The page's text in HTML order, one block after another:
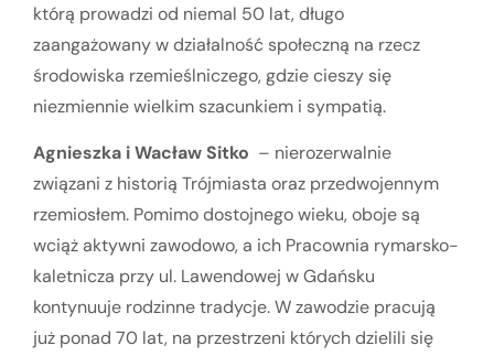
którą prowadzi od niemal 50 lat, długo
zaangażowany w działalność społeczną na rzecz
środowiska rzemieślniczego, gdzie cieszy się
niezmiennie wielkim szacunkiem i sympatią.
Agnieszka i Wacław Sitko – nierozerwalnie
związani z historią Trójmiasta oraz przedwojennym
rzemiosłem. Pomimo dostojnego wieku, oboje są
wciąż aktywni zawodowo, a ich Pracownia rymarsko-
kaletnicza przy ul. Lawendowej w Gdańsku
kontynuuje rodzinne tradycje. W zawodzie pracują
już ponad 70 lat, na przestrzeni których dzielili się